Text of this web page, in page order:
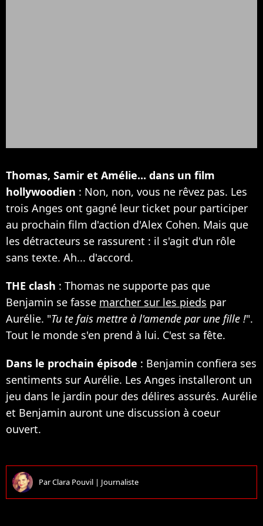
Thomas, Samir et Amélie... dans un film
hollywoodien : Non, non, vous ne rêvez pas. Les
trois Anges ont gagné leur ticket pour participer
au prochain film d'action d'Alex Cohen. Mais que
les détracteurs se rassurent : il s'agit d'un rôle
sans texte. Ah... d'accord.
THE clash : Thomas ne supporte pas que
Benjamin se fasse marcher sur les pieds par
Aurélie. "Tu te fais mettre à l'amende par une fille !".
Tout le monde s'en prend à lui. C'est sa fête.
Dans le prochain épisode : Benjamin confiera ses
sentiments sur Aurélie. Les Anges installeront un
jeu dans le jardin pour des délires assurés. Aurélie
et Benjamin auront une discussion à coeur
ouvert.
ParClara Pouvil | Journaliste